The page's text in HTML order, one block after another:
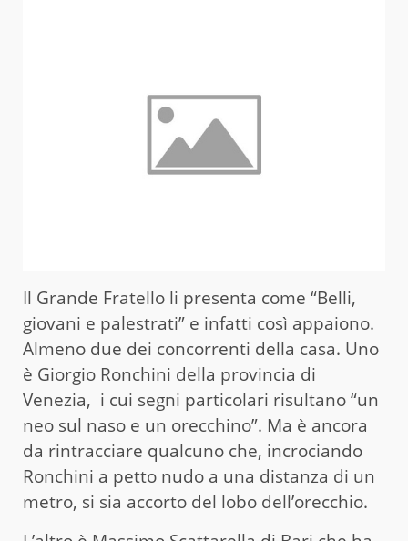
Il Grande Fratello li presenta come “Belli,
giovani e palestrati” e infatti così appaiono.
Almeno due dei concorrenti della casa. Uno
è Giorgio Ronchini della provincia di
Venezia, i cui segni particolari risultano “un
neo sul naso e un orecchino”. Ma è ancora
da rintracciare qualcuno che, incrociando
Ronchini a petto nudo a una distanza di un
metro, si sia accorto del lobo dell’orecchio.